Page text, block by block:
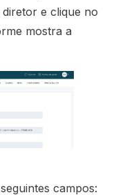
e clique no
mostra a
campos: